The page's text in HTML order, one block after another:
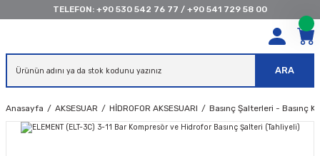
TELEFON: +90 530 542 76 77 / +90 541 729 58 00
ARA
Anasayfa AKSESUAR HİDROFOR AKSESUARI Basınç Şalterleri - Basınç